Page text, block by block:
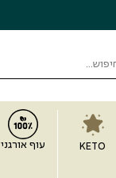
KETO עוף אורגני